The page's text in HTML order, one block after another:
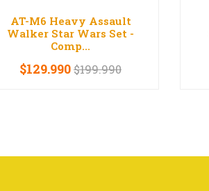
AT-M6 Heavy Assault
Walker Star Wars Set -
Comp...
+
$129.990$199.990